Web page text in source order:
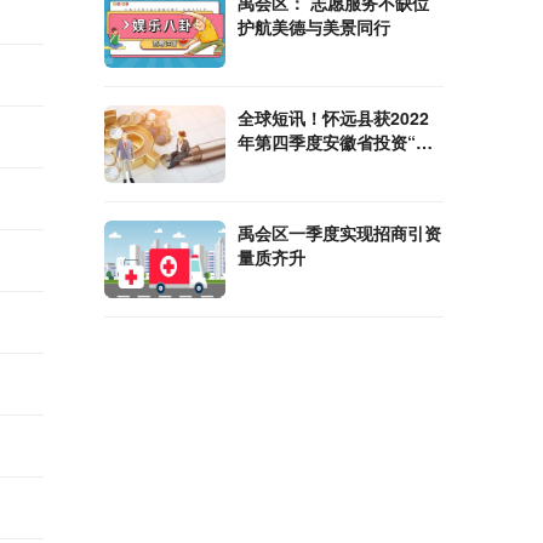
护航美德与美景同行
全球短讯！怀远县获2022
年第四季度安徽省投资“赛
禹会区一季度实现招商引资
量质齐升